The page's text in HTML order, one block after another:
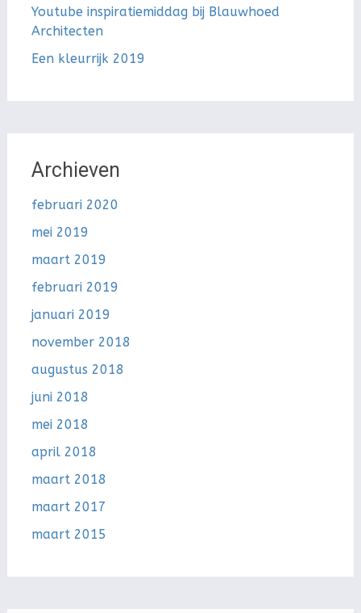
Youtube inspiratiemiddag bij Blauwhoed
Architecten
Een kleurrijk 2019
Archieven
februari 2020
mei 2019
maart 2019
februari 2019
januari 2019
november 2018
augustus 2018
juni 2018
mei 2018
april 2018
maart 2018
maart 2017
maart 2015